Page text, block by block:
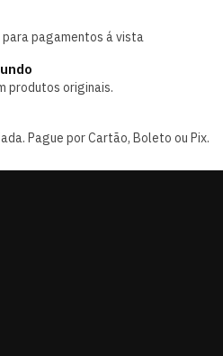
pagamentos á vista
produtos originais.
Pague por Cartão, Boleto ou Pix.